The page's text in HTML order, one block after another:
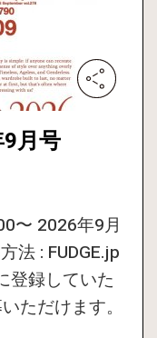
9月号
〜 2026年9月
法 : FUDGE.jp
登録していた
ただけます。